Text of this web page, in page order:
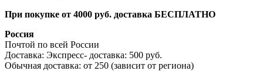
При покупке от 4000 руб. доставка БЕСПЛАТНО
Россия
Почтой по всей России
Доставка: Экспресс- доставка: 500 руб.
Обычная доставка: от 250 (зависит от региона)